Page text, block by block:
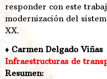
responder con este
modernización del
XX.
♦ Carmen Delgado Viñas
Infraestructuras de
Resumen: